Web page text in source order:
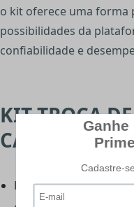
o kit oferece uma forma
possibilidades da
confiabilidade e
KIT TROCA
Fabricante: Reximex